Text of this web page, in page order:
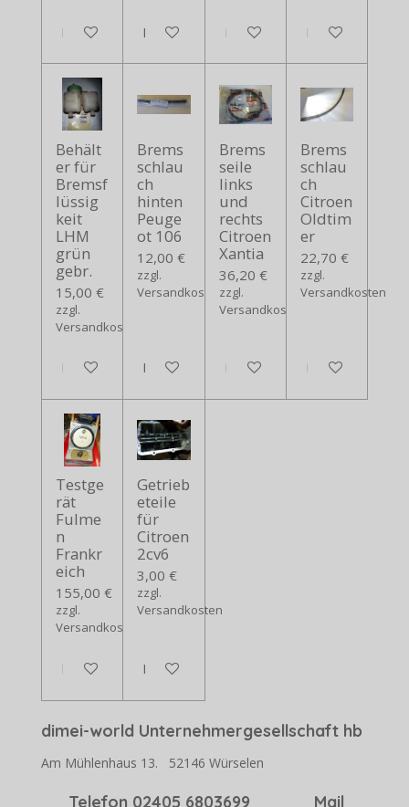
In den WarenkorbIn den WarenkorbIn den Warenkorb
In den
Behält
er für
Bremsf
lüssig
keit
LHM
grün
gebr.
15,00 €
zzgl.
Versandkosten
In den Warenkorb
Brems
schlau
ch
hinten
Peuge
ot 106
12,00 €
zzgl.
Versandkosten
In den Warenkorb
Brems
seile
links
und
rechts
Citroen
Xantia
36,20 €
zzgl.
Versandkosten
In den Warenkorb
Brems
schlau
ch
Citroen
Oldtim
er
22,70 €
zzgl.
Versandkosten
In den
Testge
rät
Fulme
n
Frankr
eich
155,00 €
zzgl.
Versandkosten
In den Warenkorb
Getrieb
eteile
für
Citroen
2cv6
3,00 €
zzgl.
Versandkosten
In den Warenkorb
dimei-world Unternehmergesellschaft hb
Am Mühlenhaus 13. 52146 Würselen
Telefon 02405 6803699 Mail